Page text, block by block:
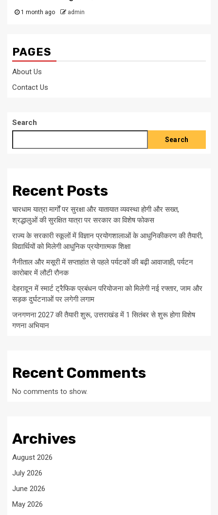
1 month ago admin
PAGES
About Us
Contact Us
Search
Search
Recent Posts
चारधाम यात्रा मार्गों पर सुरक्षा और यातायात व्यवस्था होगी और सख्त,
श्रद्धालुओं की सुरक्षित यात्रा पर सरकार का विशेष फोकस
राज्य के सरकारी स्कूलों में विज्ञान प्रयोगशालाओं के आधुनिकीकरण की तैयारी,
विद्यार्थियों को मिलेगी आधुनिक प्रयोगात्मक शिक्षा
नैनीताल और मसूरी में सप्ताहांत से पहले पर्यटकों की बढ़ी आवाजाही, पर्यटन
कारोबार में लौटी रौनक
देहरादून में स्मार्ट ट्रैफिक प्रबंधन परियोजना को मिलेगी नई रफ्तार, जाम और
सड़क दुर्घटनाओं पर लगेगी लगाम
जनगणना 2027 की तैयारी शुरू, उत्तराखंड में 1 सितंबर से शुरू होगा विशेष
गणना अभियान
Recent Comments
No comments to show.
Archives
August 2026
July 2026
June 2026
May 2026